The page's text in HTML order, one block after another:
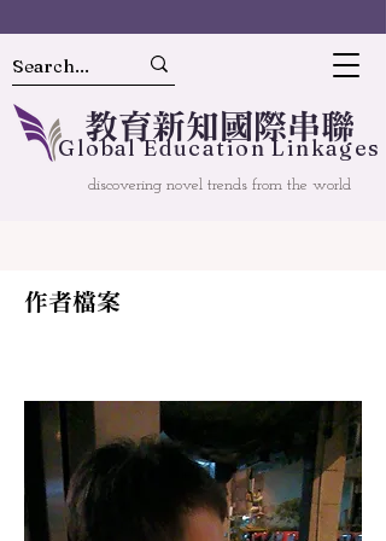
教育新知國 際串聯
GlobalEducation Linkages
discovering novel trends from the world
作者檔案